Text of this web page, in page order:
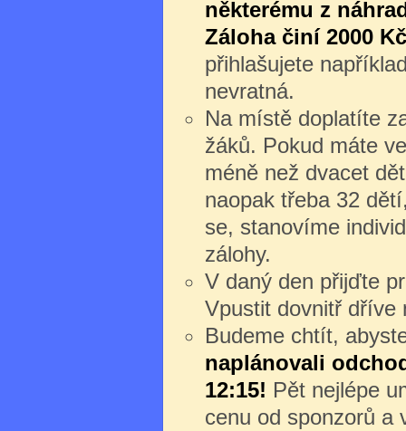
některému z
Záloha činí 2000
přihlašujete
nevratná.
Na místě doplatíte
žáků. Pokud máte
méně než dvacet
naopak třeba 32
se, stanovíme
zálohy.
V daný den přijďte
Vpustit dovnitř dříve
Budeme chtít,
naplánovali
12:15! Pět nejlépe
cenu od sponzorů a